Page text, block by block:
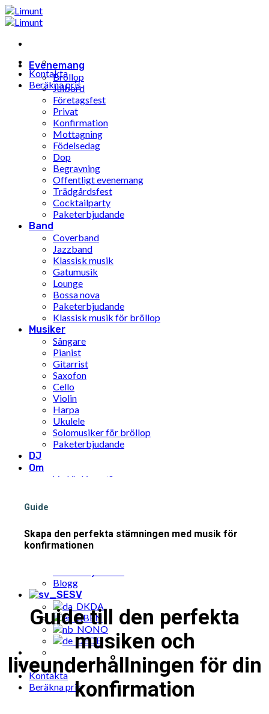
Hoppa
till
Evenemang
Bröllop
Julbord
Företagsfest
Privat
Konfirmation
Mottagning
Födelsedag
Dop
Begravning
Offentligt evenemang
Trädgårdsfest
Cocktailparty
Paketerbjudande
Band
Coverband
Jazzband
Klassisk musik
Gatumusik
Lounge
Bossa nova
Paketerbjudande
Klassisk musik för bröllop
Musiker
Sångare
Pianist
Gitarrist
Saxofon
Cello
Violin
Harpa
Ukulele
Solomusiker för bröllop
Paketerbjudande
DJ
Om
Vad är Limunt?
Inspiration
Populära musik till fest bokningar
Blogg
SV
DA
EN
NO
DE
Kontakta
Beräkna pris
Kontakta
Beräkna pris
Guide
Skapa den perfekta stämningen med musik för
konfirmationen
Guide till den perfekta
musiken och
liveunderhållningen för din
konfirmation